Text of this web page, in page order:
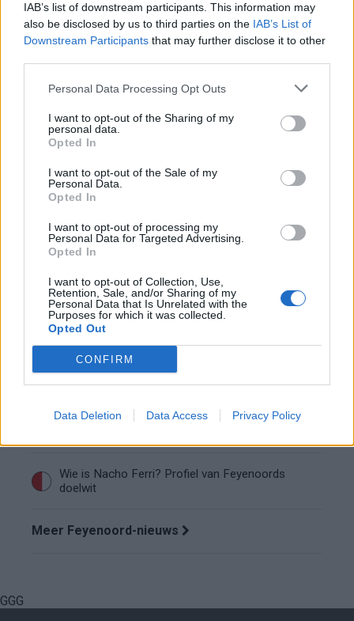
IAB’s list of downstream participants. This information may
also be disclosed by us to third parties on the IAB’s List of
Downstream Participants that may further disclose it to other
Personal Data Processing Opt Outs
I want to opt-out of the Sharing of my
personal data.
Opted In
I want to opt-out of the Sale of my
Personal Data.
Opted In
I want to opt-out of processing my
Personal Data for Targeted Advertising.
Opted In
I want to opt-out of Collection, Use,
Retention, Sale, and/or Sharing of my
Personal Data that Is Unrelated with the
Purposes for which it was collected.
Opted Out
CONFIRM
Data Deletion Data Access Privacy Policy
Mats Deijl neemt definitief afscheid van
Deventer: Feyenoorder zet woning te koop
over zijn gewicht
Overzicht: Zo presteren de Feyenoord-spelers
op het WK 2026
Feyenoord begint aan nieuw tijdperk: programma
Rigaux verzet meteen bergen bij Feyenoord: lef
Feyenoord gebruikt Ajax-talenten voor nieuwe
route
Feyenoord haakte al snel af: WK-sensatie Gil
Mora blijkt onhaalbaar voor Eredivisie-top
Dortmund lonkt naar Hadj Moussa, terwijl Read
deur op een kier laat: wacht Feyenoord een
Wie is Nacho Ferri? Profiel van Feyenoords
doelwit
Meer Feyenoord-nieuws
GGG